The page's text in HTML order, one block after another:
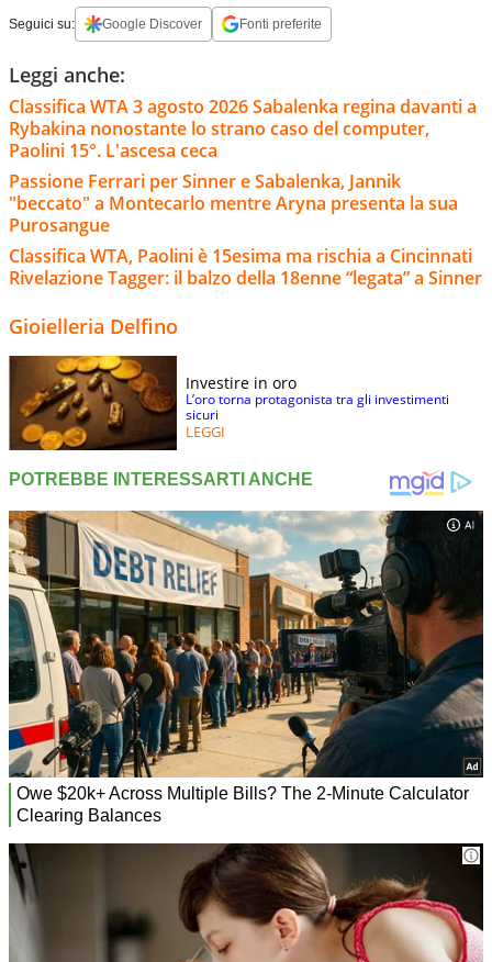
Seguici su: Google Discover Fonti preferite
Leggi anche:
Classifica WTA 3 agosto 2026 Sabalenka regina davanti a
Rybakina nonostante lo strano caso del computer,
Paolini 15°. L'ascesa ceca
Passione Ferrari per Sinner e Sabalenka, Jannik
"beccato" a Montecarlo mentre Aryna presenta la sua
Purosangue
Classifica WTA, Paolini è 15esima ma rischia a Cincinnati
Rivelazione Tagger: il balzo della 18enne “legata” a Sinner
Gioielleria Delfino
Investire in oro
L’oro torna protagonista tra gli investimenti
sicuri
LEGGI